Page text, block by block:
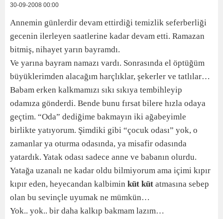
30-09-2008 00:00
Annemin günlerdir devam ettirdiği temizlik seferberliği
gecenin ilerleyen saatlerine kadar devam etti. Ramazan
bitmiş, nihayet yarın bayramdı.
Ve yarına bayram namazı vardı. Sonrasında el öptüğüm
büyüklerimden alacağım harçlıklar, şekerler ve tatlılar…
Babam erken kalkmamızı sıkı sıkıya tembihleyip
odamıza gönderdi. Bende bunu fırsat bilere hızla odaya
geçtim. “Oda” dediğime bakmayın iki ağabeyimle
birlikte yatıyorum. Şimdiki gibi “çocuk odası” yok, o
zamanlar ya oturma odasında, ya misafir odasında
yatardık. Yatak odası sadece anne ve babanın olurdu.
Yatağa uzanalı ne kadar oldu bilmiyorum ama içimi kıpır
kıpır eden, heyecandan kalbimin küt küt atmasına sebep
olan bu sevinçle uyumak ne mümkün…
Yok.. yok.. bir daha kalkıp bakmam lazım…